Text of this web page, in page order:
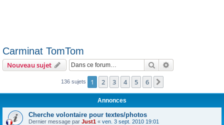
Carminat TomTom
Nouveau sujet Rechercher
136 sujets 1 2 3 4 5 6
Annonces
Cherche volontaire pour textes/photos
Dernier message par Just1 « ven. 3 sept. 2010 19:01